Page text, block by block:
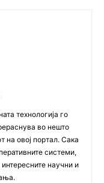
технологија го
во нешто
на овој портал. Сака
системи,
научни и